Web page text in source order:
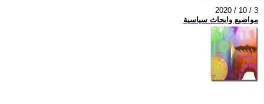
2020 / 10 / 3
مواضيع وابحاث سياسية